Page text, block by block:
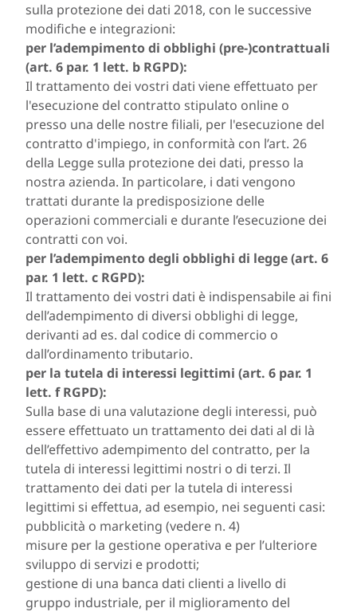
sulla protezione dei dati 2018, con le successive
modifiche e integrazioni:
per l’adempimento di obblighi (pre-)contrattuali
(art. 6 par. 1 lett. b RGPD):
Il trattamento dei vostri dati viene effettuato per
l'esecuzione del contratto stipulato online o
presso una delle nostre filiali, per l'esecuzione del
contratto d'impiego, in conformità con l’art. 26
della Legge sulla protezione dei dati, presso la
nostra azienda. In particolare, i dati vengono
trattati durante la predisposizione delle
operazioni commerciali e durante l’esecuzione dei
contratti con voi.
per l’adempimento degli obblighi di legge (art. 6
par. 1 lett. c RGPD):
Il trattamento dei vostri dati è indispensabile ai fini
dell’adempimento di diversi obblighi di legge,
derivanti ad es. dal codice di commercio o
dall’ordinamento tributario.
per la tutela di interessi legittimi (art. 6 par. 1
lett. f RGPD):
Sulla base di una valutazione degli interessi, può
essere effettuato un trattamento dei dati al di là
dell’effettivo adempimento del contratto, per la
tutela di interessi legittimi nostri o di terzi. Il
trattamento dei dati per la tutela di interessi
legittimi si effettua, ad esempio, nei seguenti casi:
pubblicità o marketing (vedere n. 4)
misure per la gestione operativa e per l’ulteriore
sviluppo di servizi e prodotti;
gestione di una banca dati clienti a livello di
gruppo industriale, per il miglioramento del